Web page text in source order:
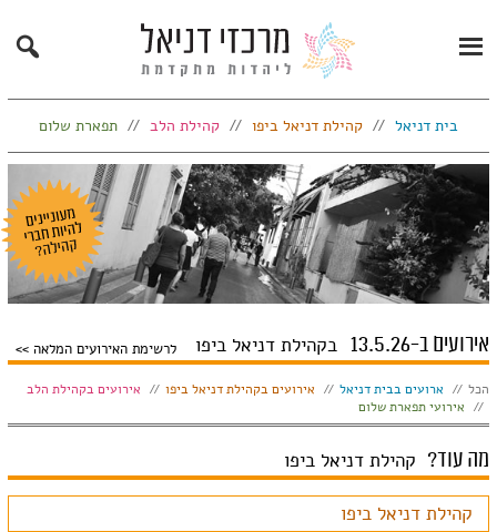
Primary
Menu
Search
בית דניאל קהילת דניאל ביפו קהילת הלב תפארת שלום
אירועים ב-13.5.26 בקהילת דניאל ביפו לרשימת האירועים המלאה
הצג:
הכל ארועים בבית דניאל אירועים בקהילת דניאל ביפו
אירועים בקהילת הלב
אירועי תפארת שלום
מה עוד? קהילת דניאל ביפו
קהילת דניאל ביפו